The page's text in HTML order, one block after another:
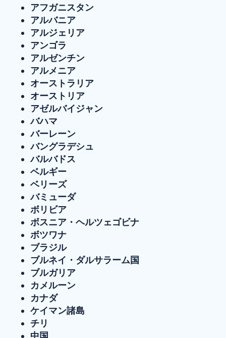
アフガニスタン
アルバニア
アルジェリア
アンゴラ
アルゼンチン
アルメニア
オーストラリア
オーストリア
アゼルバイジャン
バハマ
バーレーン
バングラデシュ
バルバドス
ベルギー
ベリーズ
バミューダ
ボリビア
ボスニア・ヘルツェゴビナ
ボツワナ
ブラジル
ブルネイ・ダルサラーム国
ブルガリア
カメルーン
カナダ
ケイマン諸島
チリ
中国